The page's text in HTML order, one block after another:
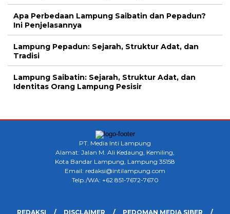
Apa Perbedaan Lampung Saibatin dan Pepadun?
Ini Penjelasannya
Lampung Pepadun: Sejarah, Struktur Adat, dan
Tradisi
Lampung Saibatin: Sejarah, Struktur Adat, dan
Identitas Orang Lampung Pesisir
PT. Media Inti Lampung
Alamat: Jalan M. Ali Kedaung, Kemiling,
Kota Bandar Lampung, Lampung 35158
Email: redaksi@intilampung.com
Telp./WA: +62 851-7672-7670
REDAKSI DISCLAIMER PEDOMAN MEDIA SIBER